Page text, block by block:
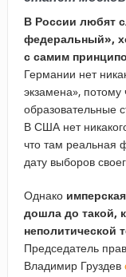
В России любят
федеральный»,
с самим
Германии нет
экзамена»,
образовательные
В США нет
что там реальная
дату выборов
Однако
дошла до такой,
неполитической
Председатель
Владимир Груздев